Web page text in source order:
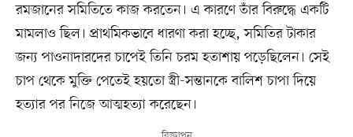
রমজানের সমিতিতে কাজ করতেন। এ কারণে তাঁর বিরুদ্ধে একটি
মামলাও ছিল। প্রাথমিকভাবে ধারণা করা হচ্ছে, সমিতির টাকার
জন্য পাওনাদারদের চাপেই তিনি চরম হতাশায় পড়েছিলেন। সেই
চাপ থেকে মুক্তি পেতেই হয়তো স্ত্রী-সন্তানকে বালিশ চাপা দিয়ে
হত্যার পর নিজে আত্মহত্যা করেছেন।